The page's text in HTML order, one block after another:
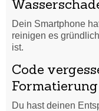
Dein Smartphone
reinigen es
ist.
Code
Formatierung
Du hast deinen